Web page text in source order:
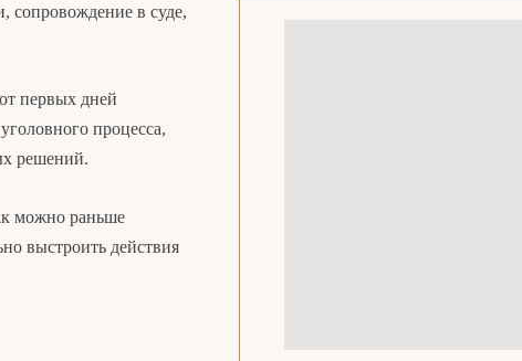
сопровождение в суде,
от первых дней
процесса,
решений.
можно раньше
выстроить действия